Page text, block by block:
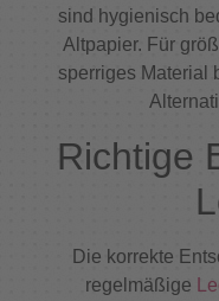
sind hygienisch
Altpapier. Für
sperriges Material
Richtige
Die korrekte
regelmäßige